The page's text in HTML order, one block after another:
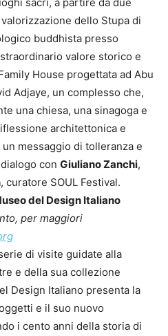
dello Stupa di
buddhista presso
valore storico e
House progettata ad Abu
Adjaye, un complesso che,
una chiesa, una sinagoga e
architettonica e
messaggio di tolleranza e
con Giuliano Zanchi,
, curatore SOUL Festival.
del Design Italiano
per maggiori
di visite guidate alla
e della sua collezione
Design Italiano presenta la
e il suo nuovo
i cento anni della storia di